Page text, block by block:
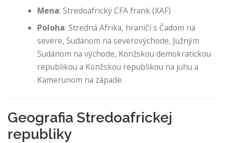
Mena: Stredoafrický CFA frank (XAF)
Poloha: Stredná Afrika, hraničí s Čadom na
severe, Sudánom na severovýchode, Južným
Sudánom na východe, Konžskou demokratickou
republikou a Konžskou republikou na juhu a
Kamerunom na západe.
Geografia Stredoafrickej
republiky